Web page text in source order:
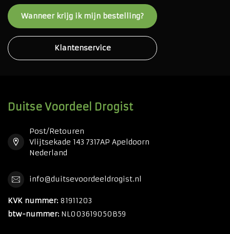
Wanneer krijg ik mijn bestelling?
Klantenservice
Duitse Voordeel Drogist
Post/Retouren
Vlijtsekade 143 7317AP Apeldoorn
Nederland
info@duitsevoordeeldrogist.nl
KVK nummer: 81911203
btw-nummer: NL003619050B59